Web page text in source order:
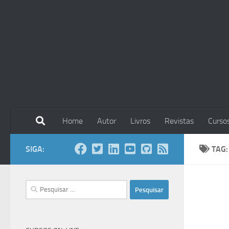
Home Autor Livros Revistas
TAG:
SIGA:
Pesquisar
por: